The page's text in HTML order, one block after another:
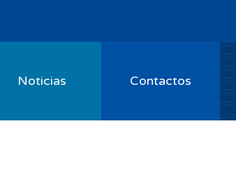
Noticias Contactos